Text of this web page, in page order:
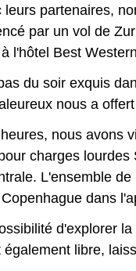
partenaires,
par un vol de
l'hôtel Best
du soir exquis
nous a
nous avons
charges
L'ensemble
dans
d'explorer
libre,